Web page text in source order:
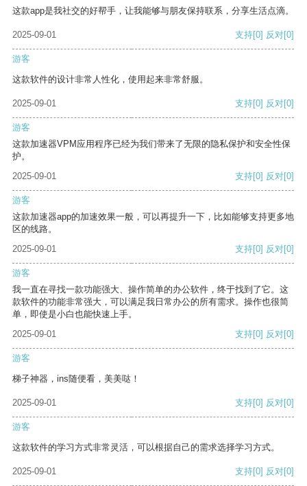
这款app是我社交的好帮手，让我能够与朋友保持联系，分享生活点滴。
2025-09-01 支持[0] 反对[0]
游客
这款软件的设计非常人性化，使用起来非常舒服。
2025-09-01 支持[0] 反对[0]
游客
这款加速器VPM应用程序已经为我们带来了无限的隐私保护和安全性保
护。
2025-09-01
支持[0] 反对[0]
游客
这款加速器app的加速效果一般，可以再提升一下，比如能够支持更多地
区的线路。
2025-09-01
支持[0] 反对[0]
游客
我一直在寻找一款功能强大、操作简单的办公软件，终于找到了它。这
款软件的功能非常强大，可以满足我日常办公的所有需求。操作也很简
单，即使是小白也能快速上手。
2025-09-01
支持[0] 反对[0]
游客
梯子神器，ins随便看，美美哒！
2025-09-01 支持[0] 反对[0]
游客
这款软件的学习方式非常灵活，可以根据自己的需求选择学习方式。
2025-09-01 支持[0] 反对[0]